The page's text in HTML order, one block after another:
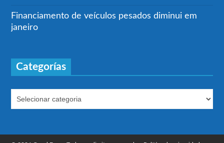
Financiamento de veículos pesados diminui em
janeiro
Categorías